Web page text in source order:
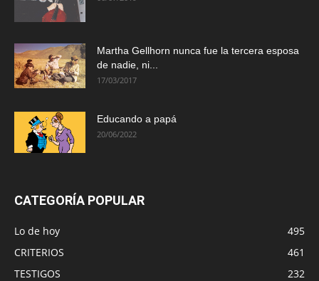
Martha Gellhorn nunca fue la tercera esposa
de nadie, ni...
17/03/2017
Educando a papá
20/06/2022
CATEGORÍA POPULAR
Lo de hoy
495
CRITERIOS
461
TESTIGOS
232